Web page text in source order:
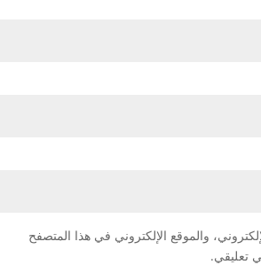
والموقع الإلكتروني في هذا المتصفح
تعليقي.